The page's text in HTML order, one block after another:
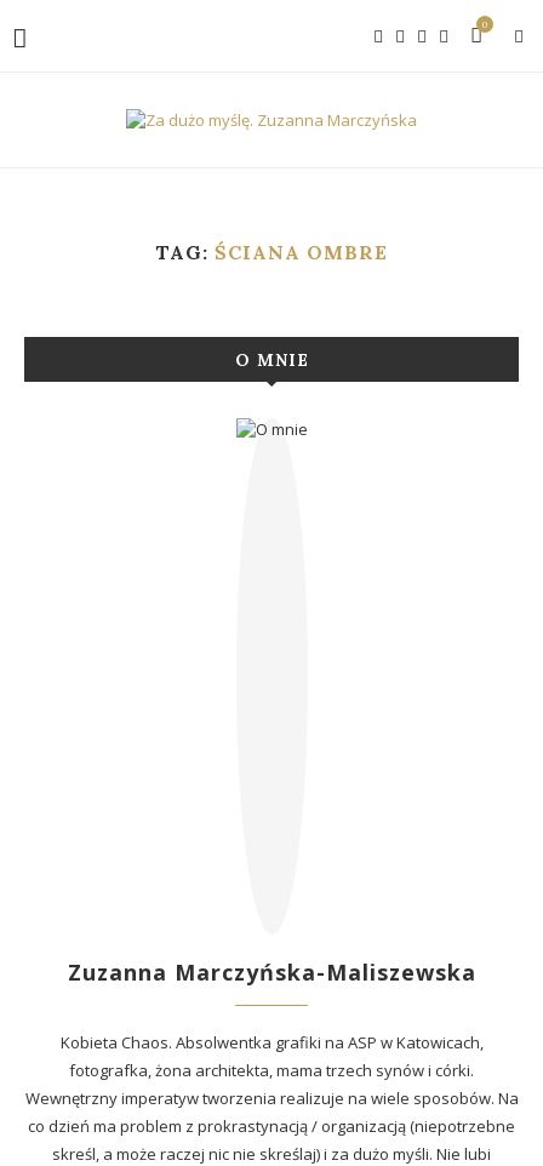
0
TAG: ŚCIANA OMBRE
O MNIE
Zuzanna Marczyńska-Maliszewska
Kobieta Chaos. Absolwentka grafiki na ASP w Katowicach,
fotografka, żona architekta, mama trzech synów i córki.
Wewnętrzny imperatyw tworzenia realizuje na wiele sposobów. Na
co dzień ma problem z prokrastynacją / organizacją (niepotrzebne
skreśl, a może raczej nic nie skreślaj) i za dużo myśli. Nie lubi